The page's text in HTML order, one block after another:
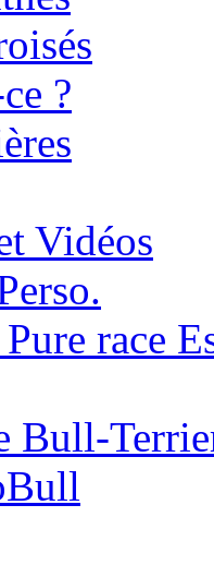
?
Vidéos
race
Bull-